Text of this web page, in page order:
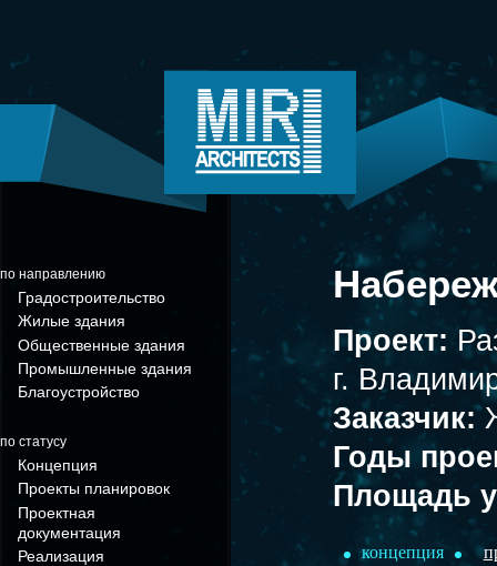
по направлению
Градостроительство
Жилые здания
Общественные здания
Промышленные здания
Благоустройство
по статусу
Концепция
Проекты планировок
Проектная
документация
Реализация
Проект:
г.
Заказчик:
Годы
Площадь
концепция